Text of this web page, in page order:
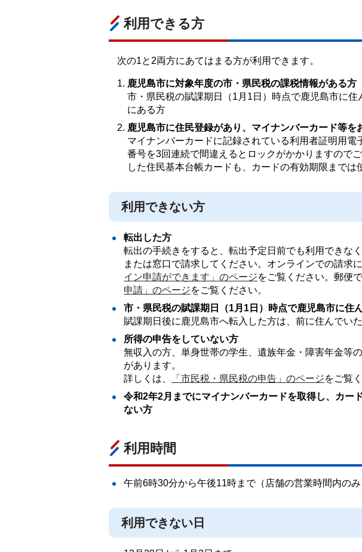
利用できる方
次の1と2両方にあてはまる方が利用できます。
鹿児島市に対象年度の市・県民税の課税情報がある方
市・県民税の賦課期日（1月1日）時点で鹿児島市に
にある方
鹿児島市に住民登録があり、マイナンバーカード等を
マイナンバーカードに記録されている利用者証明用
番号を3回連続で間違えるとロックがかかりますので
した住民基本台帳カードも、カードの有効期限までは
利用できない方
転出した方
転出の手続きをすると、転出予定日前でも利用できな
または窓口で請求してください。オンラインでの請求
イン申請ができます」のページをご覧ください。郵便
申請」のページをご覧ください。
市・県民税の賦課期日（1月1日）時点で鹿児島市に住
賦課期日後に鹿児島市へ転入した方は、前に住んでい
所得の申告をしていない方
無収入の方、単身世帯の学生、遺族年金・障害年金等
があります。
詳しくは、
「市民税・県民税の申告」のページをご覧
令和2年2月までにマイナンバーカードを取得し、カー
ない方
利用時間
午前6時30分から午後11時まで（店舗の営業時間内のみ
利用できない日